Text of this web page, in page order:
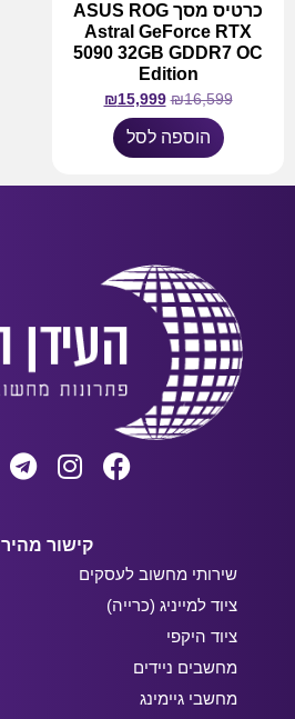
כרטיס מסך ASUS ROG
Astral GeForce RTX
5090 32GB GDDR7 OC
Edition
₪16,599
₪15,999
הוספה לסל
קישור מהיר
שירותי מחשוב לעסקים
ציוד למייניג (כרייה)
ציוד היקפי
מחשבים ניידים
מחשבי גיימינג